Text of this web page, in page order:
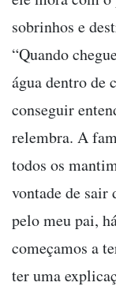
sobrinhos e
“Quando
água dentro de
conseguir
relembra. A
todos os
vontade de sair
pelo meu pai,
começamos a
ter uma